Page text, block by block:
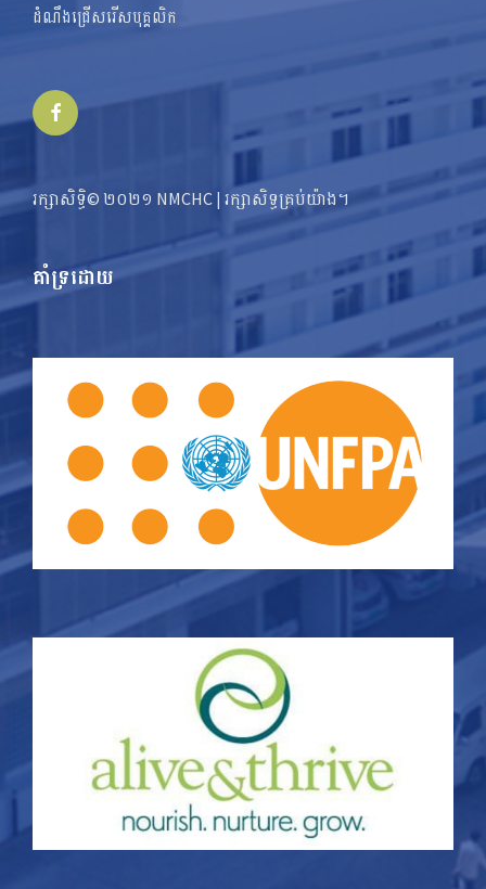
ដំណឹងជ្រើសរើសបុគ្គលិក
Facebook
រក្សាសិទ្ធិ© ២០២១ NMCHC | រក្សា​​សិទ្ធ​គ្រប់យ៉ាង។
គាំទ្រដោយ